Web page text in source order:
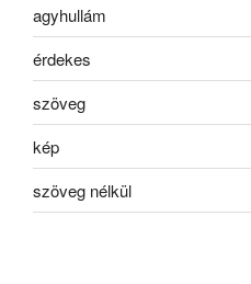
agyhullám
érdekes
szöveg
kép
szöveg nélkül